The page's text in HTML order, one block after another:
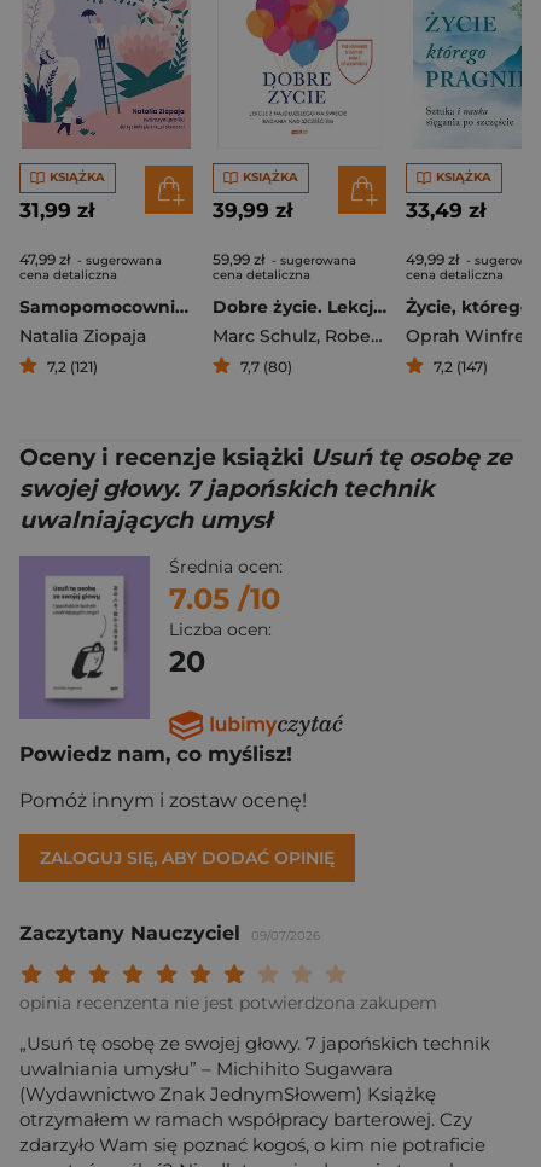
KSIĄŻKA
31,99 zł
47,99 zł - sugerowana
cena detaliczna
Samopomocownik. Pielęgnuj swoje zdrowie psychiczne
Natalia Ziopaja
7,2 (121)
KSIĄŻKA
39,99 zł
59,99 zł - sugerowana
cena detaliczna
Dobre życie. Lekcje z najdłuższego na świecie badania nad szczęściem
Marc Schulz, Robert Waldinger
7,7 (80)
KSIĄŻKA
33,49 zł
49,99 zł -
cena detaliczna
Oprah Winfrey
7,2 (147)
Oceny i recenzje książki Usuń tę osobę ze
swojej głowy. 7 japońskich technik
uwalniających umysł
Średnia ocen:
7.05 /10
Liczba ocen:
20
Powiedz nam, co myślisz!
Pomóż innym i zostaw ocenę!
ZALOGUJ SIĘ, ABY DODAĆ OPINIĘ
Zaczytany Nauczyciel 09/07/2026
Twoja ocena:
Twoja ocena: Wybitna 9/
Twoja ocena: Rewelacyjna 8/
Twoja ocena: Bardzo dobra 7/10"
Twoja ocena: Dobra 6/10"
Twoja ocena: Przeciętna 5/10"
Twoja ocena: Może być 4/10"
Twoja ocena: Słaba 3/10"
Twoja ocena: Bardzo słaba 2/10"
Twoja ocena: Beznadziejna 1/10"
opinia recenzenta nie jest potwierdzona zakupem
„Usuń tę osobę ze swojej głowy. 7 japońskich technik
uwalniania umysłu” – Michihito Sugawara
(Wydawnictwo Znak JednymSłowem) Książkę
otrzymałem w ramach współpracy barterowej. Czy
zdarzyło Wam się poznać kogoś, o kim nie potraficie